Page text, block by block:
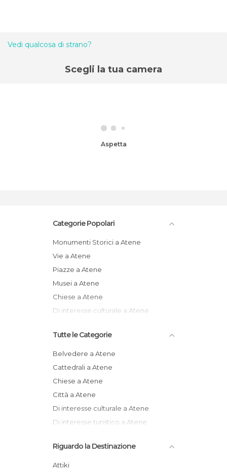
Vedi qualcosa di strano?
Scegli la tua camera
Aspetta
Categorie Popolari
Monumenti Storici a Atene
Vie a Atene
Piazze a Atene
Musei a Atene
Chiese a Atene
Di interesse culturale a Atene
Tutte le Categorie
Belvedere a Atene
Cattedrali a Atene
Chiese a Atene
Città a Atene
Di interesse culturale a Atene
Di interesse turistico a Atene
Isole a Atene
Mercati a Atene
Riguardo la Destinazione
Attiki